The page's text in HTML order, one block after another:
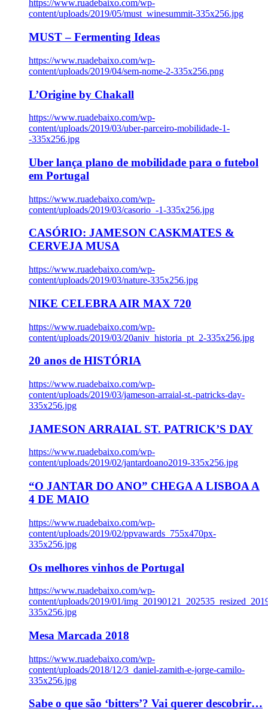
https://www.ruadebaixo.com/wp-
content/uploads/2019/05/must_winesummit-335x256.jpg
MUST – Fermenting Ideas
https://www.ruadebaixo.com/wp-
content/uploads/2019/04/sem-nome-2-335x256.png
L’Origine by Chakall
https://www.ruadebaixo.com/wp-
content/uploads/2019/03/uber-parceiro-mobilidade-1-
-335x256.jpg
Uber lança plano de mobilidade para o futebol
em Portugal
https://www.ruadebaixo.com/wp-
content/uploads/2019/03/casorio_-1-335x256.jpg
CASÓRIO: JAMESON CASKMATES &
CERVEJA MUSA
https://www.ruadebaixo.com/wp-
content/uploads/2019/03/nature-335x256.jpg
NIKE CELEBRA AIR MAX 720
https://www.ruadebaixo.com/wp-
content/uploads/2019/03/20aniv_historia_pt_2-335x256.jpg
20 anos de HISTÓRIA
https://www.ruadebaixo.com/wp-
content/uploads/2019/03/jameson-arraial-st.-patricks-day-
335x256.jpg
JAMESON ARRAIAL ST. PATRICK’S DAY
https://www.ruadebaixo.com/wp-
content/uploads/2019/02/jantardoano2019-335x256.jpg
“O JANTAR DO ANO” CHEGA A LISBOA A
4 DE MAIO
https://www.ruadebaixo.com/wp-
content/uploads/2019/02/ppvawards_755x470px-
335x256.jpg
Os melhores vinhos de Portugal
https://www.ruadebaixo.com/wp-
content/uploads/2019/01/
335x256.jpg
Mesa Marcada 2018
https://www.ruadebaixo.com/wp-
content/uploads/2018/12/3_daniel-zamith-e-jorge-camilo-
335x256.jpg
Sabe o que são ‘bitters’? Vai querer descobrir…